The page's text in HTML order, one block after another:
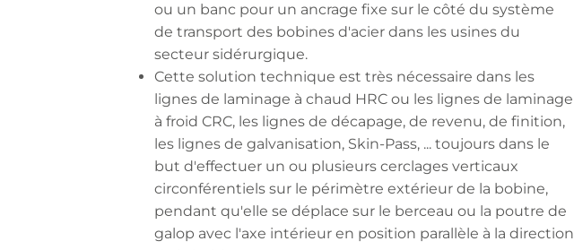
ou un banc pour un ancrage fixe sur le côté du système
de transport des bobines d'acier dans les usines du
secteur sidérurgique.
Cette solution technique est très nécessaire dans les
lignes de laminage à chaud HRC ou les lignes de laminage
à froid CRC, les lignes de décapage, de revenu, de finition,
les lignes de galvanisation, Skin-Pass, ... toujours dans le
but d'effectuer un ou plusieurs cerclages verticaux
circonférentiels sur le périmètre extérieur de la bobine,
pendant qu'elle se déplace sur le berceau ou la poutre de
galop avec l'axe intérieur en position parallèle à la direction